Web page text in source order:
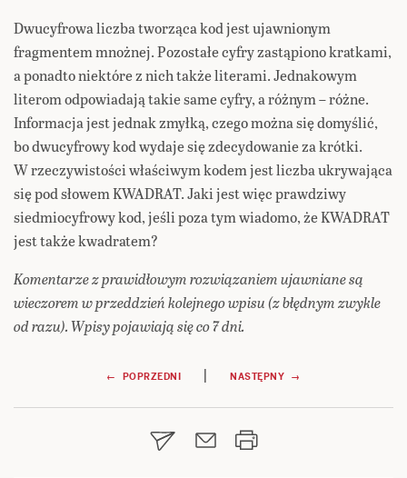
Dwucyfrowa liczba tworząca kod jest ujawnionym
fragmentem mnożnej. Pozostałe cyfry zastąpiono kratkami,
a ponadto niektóre z nich także literami. Jednakowym
literom odpowiadają takie same cyfry, a różnym – różne.
Informacja jest jednak zmyłką, czego można się domyślić,
bo dwucyfrowy kod wydaje się zdecydowanie za krótki.
W rzeczywistości właściwym kodem jest liczba ukrywająca
się pod słowem KWADRAT. Jaki jest więc prawdziwy
siedmiocyfrowy kod, jeśli poza tym wiadomo, że KWADRAT
jest także kwadratem?
Komentarze z prawidłowym rozwiązaniem ujawniane są
wieczorem w przeddzień kolejnego wpisu (z błędnym zwykle
od razu). Wpisy pojawiają się co 7 dni.
Nawigacja
wpisu
← POPRZEDNI | NASTĘPNY →